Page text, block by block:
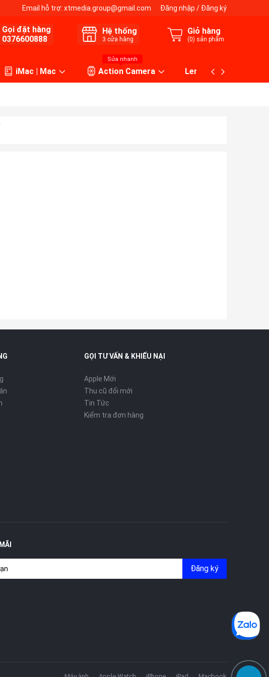
Email hỗ trợ: xtmedia.group@gmail.com Đăng nhập / Đăng ký
Gọi đặt hàng
0376600888
Hệ thống
3 cửa hàng
Giỏ hàng
(0) sản phẩm
iMac | Mac
Sửa nhanh
Action Camera Lens máy ảnh
GỌI TƯ VẤN & KHIẾU NẠI
Apple Mới
Thu cũ đổi mới
Tin Tức
Kiểm tra đơn hàng
Đăng ký